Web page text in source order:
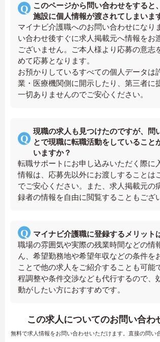
このページから問い合わせをすると
施設に個人情報が渡されてしまいま
マイナビ介護職へのお問い合わせになり
い合わせ後すぐに求人掲載元へ情報をお
ございません。ご本人様より応募の意志
めて応募となります。
お預かりしているすべての個人データは
業・医療機関側に開示したり、第三者に
一切ありませんのでご安心ください。
現職の求人も見つけたのですが、問
とで現職に転職活動をしていること
いますか？
転職サポートにお申し込みいただく際に
情報は、応募先以外にお渡しすることは
でご安心ください。また、求人掲載元の
録者の情報を自由に閲覧することもござ
マイナビ介護職に登録するメリット
職場の雰囲気や実際の残業時間などの情
ん、希望勤務地や希望年収などの条件を
ことで他の求人をご紹介することも可能
程調整や条件交渉なども代行するので、
動がしたい方におすすめです。
この求人についてのお問い合わ
無料で求人情報をお問い合わせいただけます。直接の問い